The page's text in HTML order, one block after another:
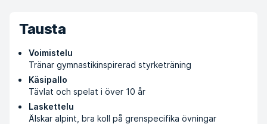
Tausta
Voimistelu
Tränar gymnastikinspirerad styrketräning
Käsipallo
Tävlat och spelat i över 10 år
Laskettelu
Älskar alpint, bra koll på grenspecifika övningar